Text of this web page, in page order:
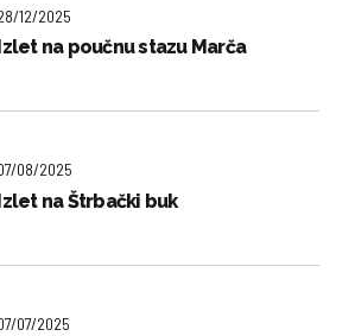
12/2025
na poučnu stazu Marča
08/2025
na Štrbački buk
07/2025